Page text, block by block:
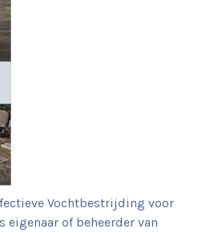
Vochtbestrijding voor
eigenaar of beheerder van